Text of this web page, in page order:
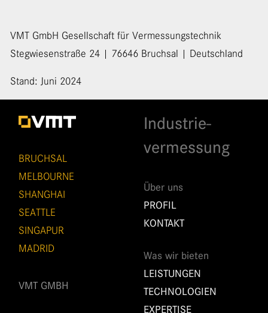
VMT GmbH Gesellschaft für Vermessungstechnik
Stegwiesenstraße 24 | 76646 Bruchsal | Deutschland
Stand: Juni 2024
BRUCHSAL
MELBOURNE
SHANGHAI
SEATTLE
SINGAPUR
MADRID
VMT GMBH
Industrie­
vermessung
Über uns
PROFIL
KONTAKT
Was wir bieten
LEISTUNGEN
TECHNOLOGIEN
EXPERTISE